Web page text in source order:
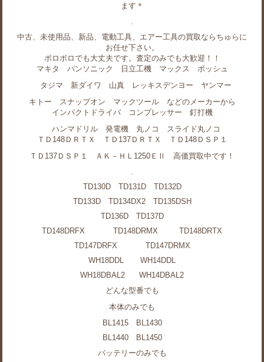
ます＊
中古、未使用品、新品、電動工具、エアー工具の買取ならちゅらに
お任せ下さい。
ボロボロでも大丈夫です。査定のみでも大歓迎！！
マキタ パンソニック 日立工機 マックス ボッシュ
タジマ 新ダイワ 山真 レッキスデンヨー ヤンマー
キトー スナップオン マックツール などのメーカーから
インパクトドライバ コンプレッサー 釘打機
ハンマドリル 発電機 丸ノコ スライド丸ノコ
ＴＤ148ＤＲＴＸ ＴＤ137ＤＲＴＸ ＴＤ148ＤＳＰ１
ＴＤ137ＤＳＰ１ ＡＫ－ＨＬ1250ＥⅡ 高価買取中です！
TD130D TD131D TD132D
TD133D TD134DX2 TD135DSH
TD136D TD137D
TD148DRFX TD148DRMX TD148DRTX
TD147DRFX TD147DRMX
WH18DDL WH14DDL
WH18DBAL2 WH14DBAL2
どんな型番でも
本体のみでも
BL1415 BL1430
BL1440 BL1450
バッテリーのみでも